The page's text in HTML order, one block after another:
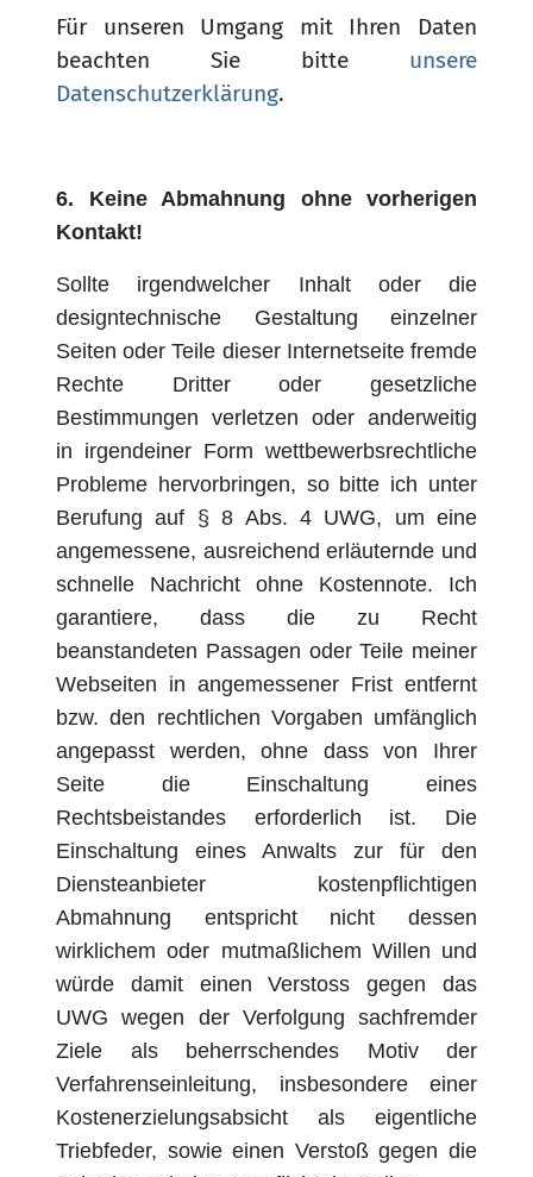
Für unseren Umgang mit Ihren Daten
beachten Sie bitte unsere
Datenschutzerklärung.
6. Keine Abmahnung ohne vorherigen
Kontakt!
Sollte irgendwelcher Inhalt oder die
designtechnische Gestaltung einzelner
Seiten oder Teile dieser Internetseite fremde
Rechte Dritter oder gesetzliche
Bestimmungen verletzen oder anderweitig
in irgendeiner Form wettbewerbsrechtliche
Probleme hervorbringen, so bitte ich unter
Berufung auf § 8 Abs. 4 UWG, um eine
angemessene, ausreichend erläuternde und
schnelle Nachricht ohne Kostennote. Ich
garantiere, dass die zu Recht
beanstandeten Passagen oder Teile meiner
Webseiten in angemessener Frist entfernt
bzw. den rechtlichen Vorgaben umfänglich
angepasst werden, ohne dass von Ihrer
Seite die Einschaltung eines
Rechtsbeistandes erforderlich ist. Die
Einschaltung eines Anwalts zur für den
Diensteanbieter kostenpflichtigen
Abmahnung entspricht nicht dessen
wirklichem oder mutmaßlichem Willen und
würde damit einen Verstoss gegen das
UWG wegen der Verfolgung sachfremder
Ziele als beherrschendes Motiv der
Verfahrenseinleitung, insbesondere einer
Kostenerzielungsabsicht als eigentliche
Triebfeder, sowie einen Verstoß gegen die